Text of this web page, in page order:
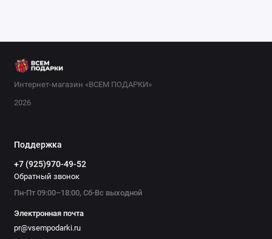
Интернет-магазин «ВСЕМ ПОДАРКИ»
2026
Поддержка
+7 (925)970-49-52
Обратный звонок
Пн-Пт 09:00–18:00, Сб-Вс выходной
Электронная почта
pr@vsempodarki.ru